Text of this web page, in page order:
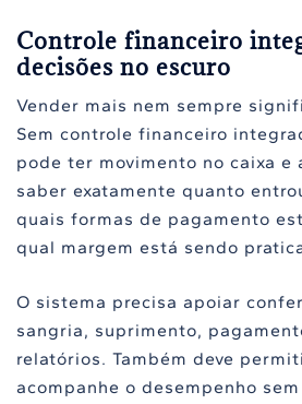
Controle financeiro
decisões no escuro
Vender mais nem sempre
Sem controle financeiro
pode ter movimento no caixa e
saber exatamente quanto
quais formas de pagamento
qual margem está sendo
O sistema precisa apoiar
sangria, suprimento,
relatórios. Também deve
acompanhe o desempenho